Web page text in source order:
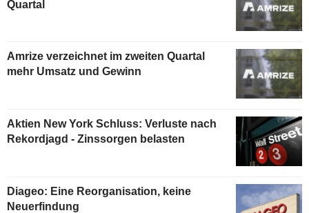
Quartal
Amrize verzeichnet im zweiten Quartal
mehr Umsatz und Gewinn
Aktien New York Schluss: Verluste nach
Rekordjagd - Zinssorgen belasten
Diageo: Eine Reorganisation, keine
Neuerfindung